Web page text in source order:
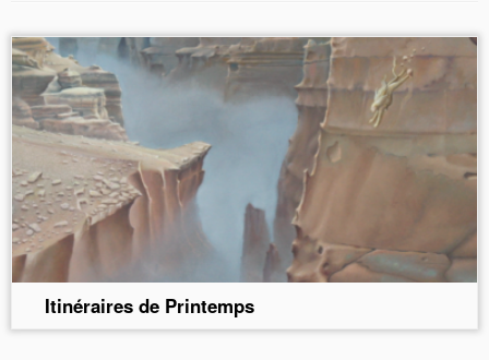
Itinéraires de Printemps